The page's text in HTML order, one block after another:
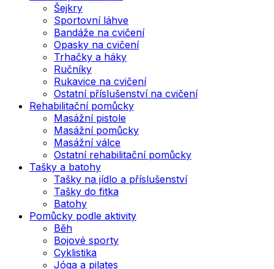
Šejkry
Sportovní láhve
Bandáže na cvičení
Opasky na cvičení
Trhačky a háky
Ručníky
Rukavice na cvičení
Ostatní příslušenství na cvičení
Rehabilitační pomůcky
Masážní pistole
Masážní pomůcky
Masážní válce
Ostatní rehabilitační pomůcky
Tašky a batohy
Tašky na jídlo a příslušenství
Tašky do fitka
Batohy
Pomůcky podle aktivity
Běh
Bojové sporty
Cyklistika
Jóga a pilates